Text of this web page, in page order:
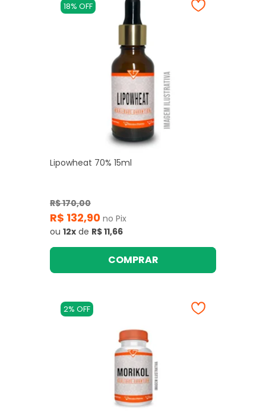
18% OFF
Lipowheat 70% 15ml
R$ 170,00
R$ 132,90 no Pix
ou 12x de R$ 11,66
COMPRAR
2% OFF